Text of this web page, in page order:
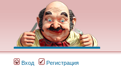
Вход Регистрация